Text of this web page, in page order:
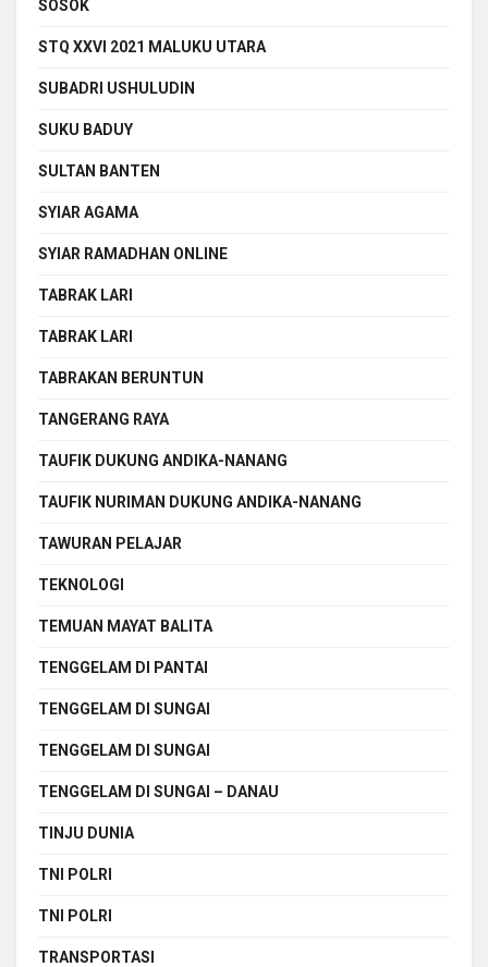
SOSOK
STQ XXVI 2021 MALUKU UTARA
SUBADRI USHULUDIN
SUKU BADUY
SULTAN BANTEN
SYIAR AGAMA
SYIAR RAMADHAN ONLINE
TABRAK LARI
TABRAK LARI
TABRAKAN BERUNTUN
TANGERANG RAYA
TAUFIK DUKUNG ANDIKA-NANANG
TAUFIK NURIMAN DUKUNG ANDIKA-NANANG
TAWURAN PELAJAR
TEKNOLOGI
TEMUAN MAYAT BALITA
TENGGELAM DI PANTAI
TENGGELAM DI SUNGAI
TENGGELAM DI SUNGAI
TENGGELAM DI SUNGAI – DANAU
TINJU DUNIA
TNI POLRI
TNI POLRI
TRANSPORTASI